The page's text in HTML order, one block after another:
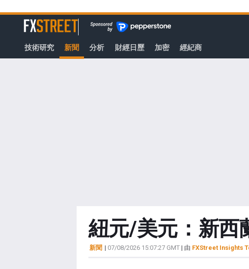
至
容
FXStreet
技術研究 新聞 分析 財經日歷 加密 經紀商
紐元/美元：新西
新聞 | 07/08/2026 15:07:27 GMT| 由 FXStreet Insights